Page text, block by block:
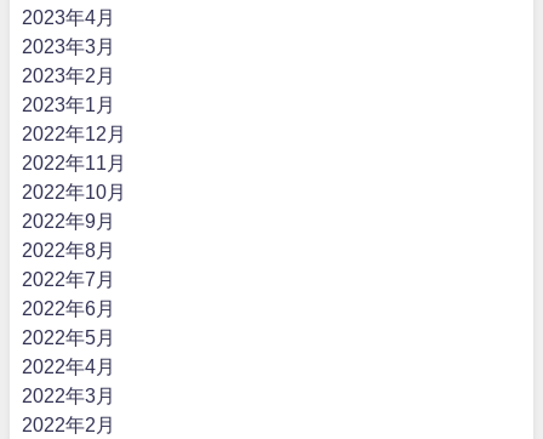
2023年4月
2023年3月
2023年2月
2023年1月
2022年12月
2022年11月
2022年10月
2022年9月
2022年8月
2022年7月
2022年6月
2022年5月
2022年4月
2022年3月
2022年2月